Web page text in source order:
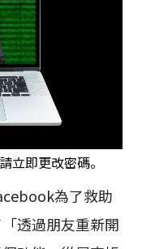
立即更改密碼。
為了救助
透過朋友重新開